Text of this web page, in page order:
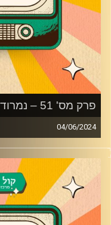
פרק מס' 51 – נמרוד רשף
04/06/2024
נמרוד רשף מגיע
מלך הראפ העל זמני
התקופה בערוץ
היום, האלבום החדש
שבק'ס בהופעת איחוד.